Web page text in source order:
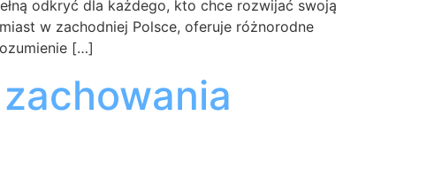
odkryć dla każdego, kto chce rozwijać swoją
w zachodniej Polsce, oferuje różnorodne
[…]